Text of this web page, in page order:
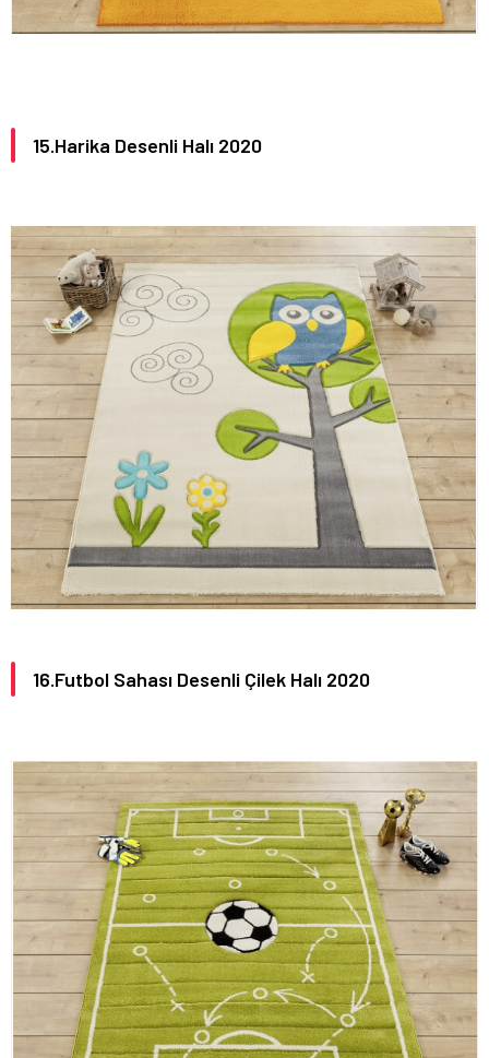
15.Harika Desenli Halı 2020
16.Futbol Sahası Desenli Çilek Halı 2020